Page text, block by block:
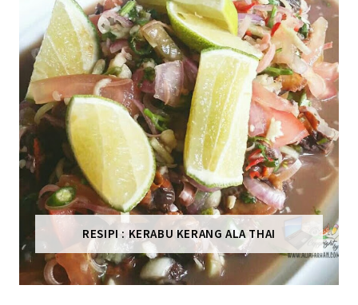
RESIPI : KERABU KERANG ALA THAI